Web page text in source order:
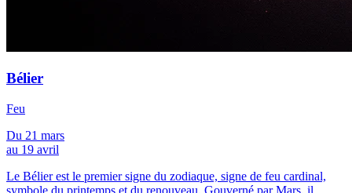
Bélier
Feu
Du 21 mars
au 19 avril
Le Bélier est le premier signe du zodiaque, signe de feu cardinal,
symbole du printemps et du renouveau. Gouverné par Mars, il